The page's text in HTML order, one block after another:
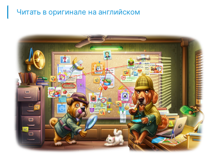
Читать в оригинале на английском